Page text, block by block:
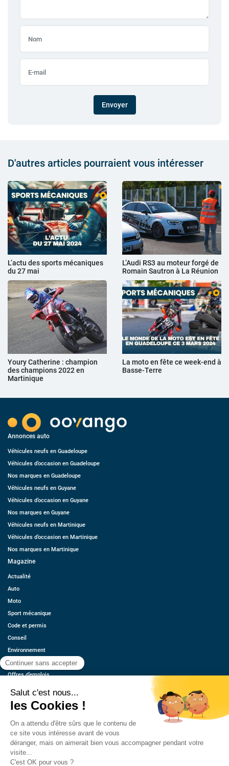
Envoyer
D'autres articles pourraient vous intéresser
L’actu des sports mécaniques
du 27 mai
L’Audi RS3 au moteur forgé de
Romain Sautron à La Réunion
Youry Catherine : champion
des champions 2022 en
Martinique
La moto en fête ce week-end à
Basse-Terre
Annonces auto
Véhicules neufs en Guadeloupe
Véhicules d’occasion en Guadeloupe
Nos marques en Guadeloupe
Véhicules neufs en Guyane
Véhicules d’occasion en Guyane
Nos marques en Guyane
Véhicules neufs en Martinique
Véhicules d’occasion en Martinique
Nos marques en Martinique
Magazine
Actualité
Auto
Moto
Sport mécanique
Code et permis
Conseil
Environnement
Économie
Offres d’emplois
Contact
Estimez votre voiture
Mentions légales
CGU